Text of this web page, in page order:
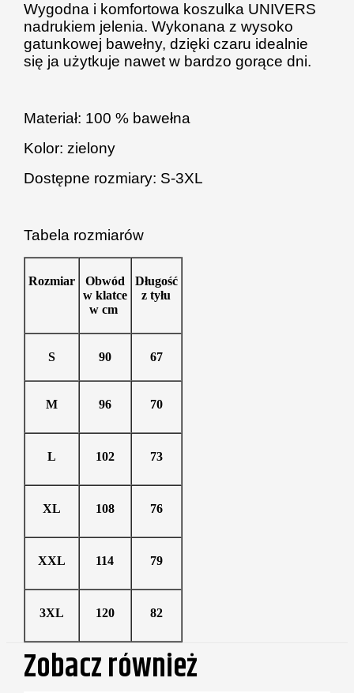
Wygodna i komfortowa koszulka UNIVERS
nadrukiem jelenia. Wykonana z wysoko
gatunkowej bawełny, dzięki czaru idealnie
się ja użytkuje nawet w bardzo gorące dni.
Materiał: 100 % bawełna
Kolor: zielony
Dostępne rozmiary: S-3XL
Tabela rozmiarów
Rozmiar
Obwód
w klatce
w cm
Długość
z tyłu
S 90 67
M 96 70
L 102 73
XL 108 76
XXL 114 79
3XL 120 82
Zobacz również